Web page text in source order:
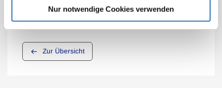
Nur notwendige Cookies verwenden
Zur Übersicht